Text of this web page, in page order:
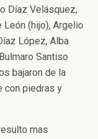
Díaz Velásquez,
(hijo), Argelio
López, Alba
Santiso
bajaron de la
con piedras y
mas